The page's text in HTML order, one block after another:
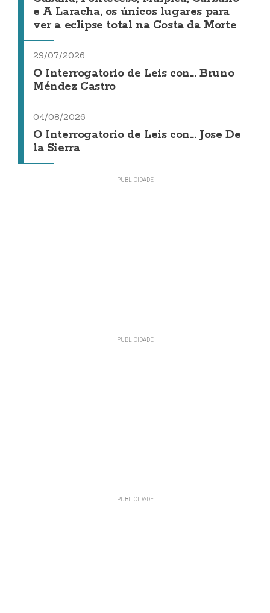
e A Laracha, os únicos lugares para
ver a eclipse total na Costa da Morte
29/07/2026
O Interrogatorio de Leis con... Bruno
Méndez Castro
04/08/2026
O Interrogatorio de Leis con... Jose De
la Sierra